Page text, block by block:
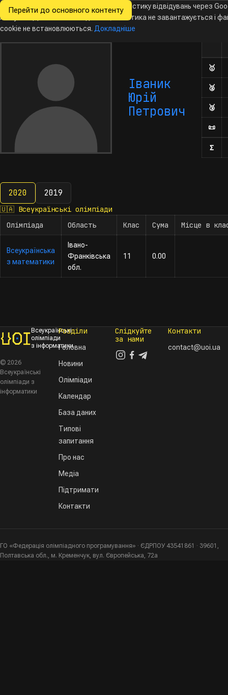
Перейти до основного контенту
Всеукраїнські
з інформатики
НовиниОлімпіадиКалендарБаза даних
Іваник
Юрій
Петрович
🥇
🥈
🥉
📜
Σ
2020 2019
2020
🇺🇦 Всеукраїнські олімпіади
Олімпіада
Область Клас Сума Місце в
Всеукраїнська
з математики
Івано-
Франківська
обл.
11 0.00
Всеукраїнські
олімпіади
з інформатики
© 2026
Всеукраїнські
олімпіади з
інформатики
Розділи
Головна
Новини
Олімпіади
Календар
База даних
Типові
запитання
Про нас
Медіа
Підтримати
Контакти
Слідкуйте
за нами
Контакти
contact@uoi.ua
ГО «Федерація олімпіадного програмування» · ЄДРПОУ 43541861 · 39601,
Полтавська обл., м. Кременчук, вул. Європейська, 72а
Ми хочемо збирати знеособлену статистику відвідувань через
Analytics. Доки ви не погодитесь, аналітика не завантажується і
cookie не встановлюються. Докладніше